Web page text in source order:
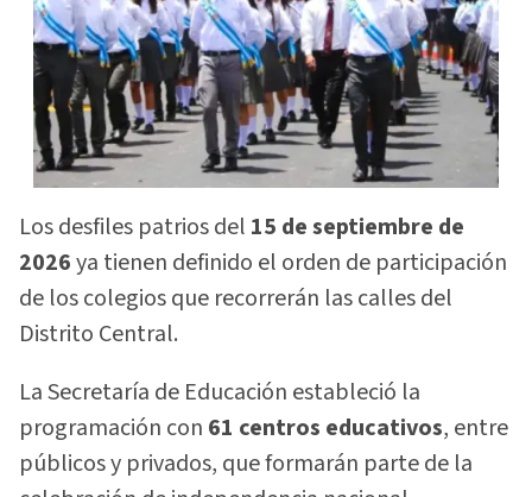
Los desfiles patrios del 15 de septiembre de
2026ya tienen definido el orden de participación
de los colegios que recorrerán las calles del
Distrito Central.
La Secretaría de Educación estableció la
programación con 61 centros educativos, entre
públicos y privados, que formarán parte de la